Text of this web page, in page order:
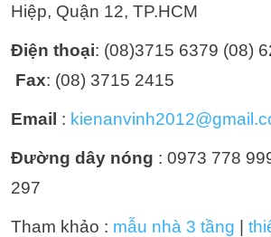
Hiệp, Quận 12, TP.HCM
Điện thoại: (08)3715 6379 (08)
Fax: (08) 3715 2415
Email :
Đường dây nóng : 0973 778
297
Tham khảo : mẫu nhà 3 tầng |